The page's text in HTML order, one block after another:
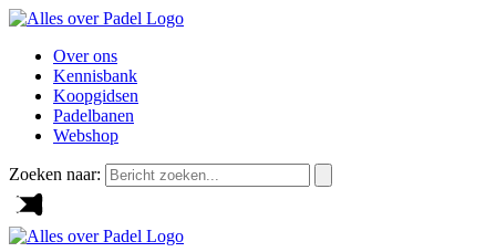
Over ons
Kennisbank
Koopgidsen
Padelbanen
Webshop
Zoeken naar: